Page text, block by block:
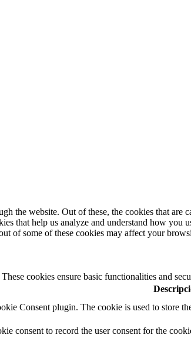
the website. Out of these, the cookies that are
that help us analyze and understand how
of some of these cookies may affect your
cookies ensure basic functionalities and
Consent plugin. The cookie is used to store
consent to record the user consent for the